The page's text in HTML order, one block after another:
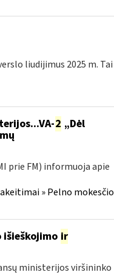
liudijimus 2025 m. Tai
2 „Dėl
prie FM) informuoja apie
» Pelno mokesčio
išieškojimo ir
ministerijos viršininko